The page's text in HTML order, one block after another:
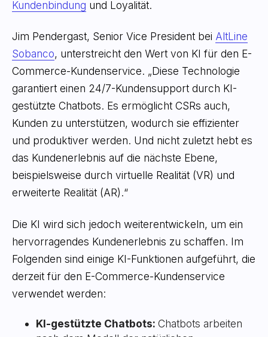
Kundenbindung und Loyalität.
Jim Pendergast, Senior Vice President bei AltLine
Sobanco, unterstreicht den Wert von KI für den E-
Commerce-Kundenservice. „Diese Technologie
garantiert einen 24/7-Kundensupport durch KI-
gestützte Chatbots. Es ermöglicht CSRs auch,
Kunden zu unterstützen, wodurch sie effizienter
und produktiver werden. Und nicht zuletzt hebt es
das Kundenerlebnis auf die nächste Ebene,
beispielsweise durch virtuelle Realität (VR) und
erweiterte Realität (AR).“
Die KI wird sich jedoch weiterentwickeln, um ein
hervorragendes Kundenerlebnis zu schaffen. Im
Folgenden sind einige KI-Funktionen aufgeführt, die
derzeit für den E-Commerce-Kundenservice
verwendet werden:
KI-gestützte Chatbots: Chatbots arbeiten